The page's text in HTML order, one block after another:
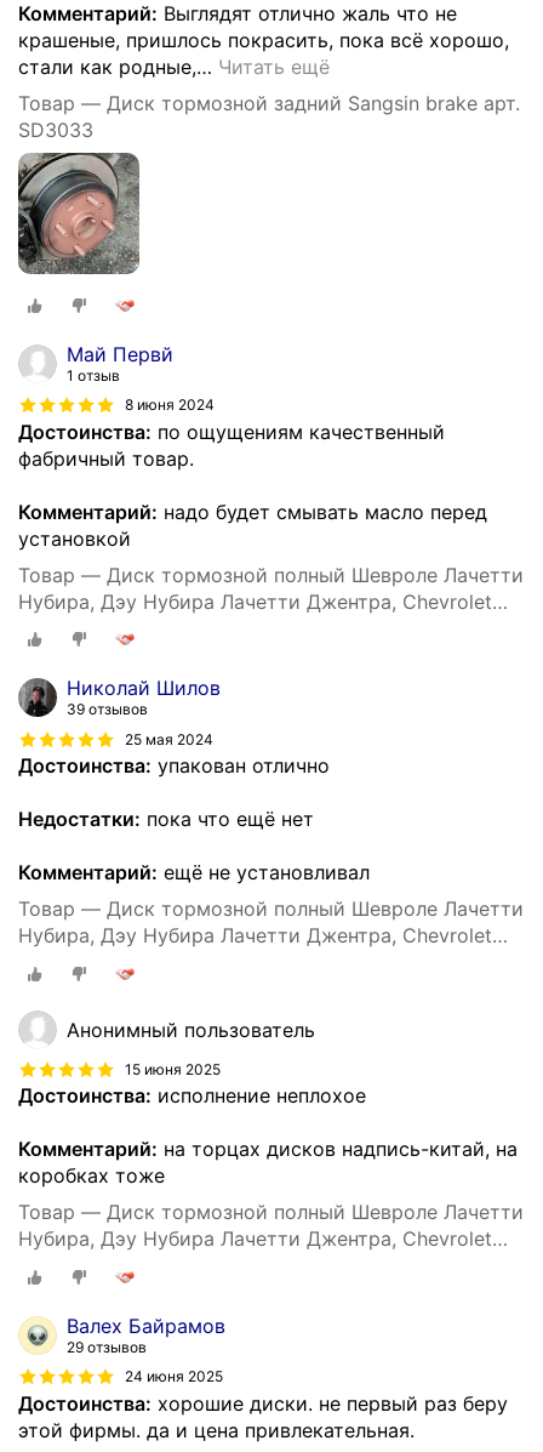
Комментарий: Выглядят отлично жаль что не
крашеные, пришлось покрасить, пока всё хорошо,
стали как родные,… Читать ещё
Товар — Диск тормозной задний Sangsin brake арт.
SD3033
Май Первй
1 отзыв
8 июня 2024
Достоинства: по ощущениям качественный
фабричный товар.
Комментарий: надо будет смывать масло перед
установкой
Товар — Диск тормозной полный Шевроле Лачетти
Нубира, Дэу Нубира Лачетти Джентра, Chevrolet
Lacetti Nubira, Daewoo Nubira Lacetti Gentra, Sangsin
Hi-Q SD3033, 96549630, DF7381
Николай Шилов
39 отзывов
25 мая 2024
Достоинства: упакован отлично
Недостатки: пока что ещё нет
Комментарий: ещё не установливал
Товар — Диск тормозной полный Шевроле Лачетти
Нубира, Дэу Нубира Лачетти Джентра, Chevrolet
Lacetti Nubira, Daewoo Nubira Lacetti Gentra, Sangsin
Hi-Q SD3033, 96549630, DF7381
Анонимный пользователь
15 июня 2025
Достоинства: исполнение неплохое
Комментарий: на торцах дисков надпись-китай, на
коробках тоже
Товар — Диск тормозной полный Шевроле Лачетти
Нубира, Дэу Нубира Лачетти Джентра, Chevrolet
Lacetti Nubira, Daewoo Nubira Lacetti Gentra, Sangsin
Hi-Q SD3033, 96549630, DF7381
Валех Байрамов
29 отзывов
24 июня 2025
Достоинства: хорошие диски. не первый раз беру
этой фирмы. да и цена привлекательная.